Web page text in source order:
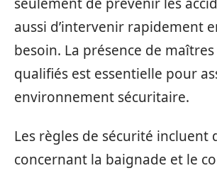
aussi d’intervenir rapidement
besoin. La présence de
qualifiés est essentielle pour
environnement sécuritaire.
Les règles de sécurité incluent
concernant la baignade et le